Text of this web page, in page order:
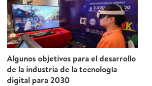
Algunos objetivos para el desarrollo
de la industria de la tecnología
digital para 2030